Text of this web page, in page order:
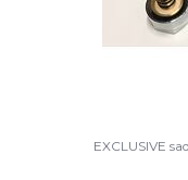
EXCLUSIVE